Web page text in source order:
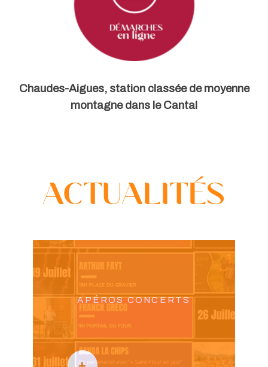
Chaudes-Aigues, station classée de moyenne
montagne dans le Cantal
actualités
APÉROS CONCERTS